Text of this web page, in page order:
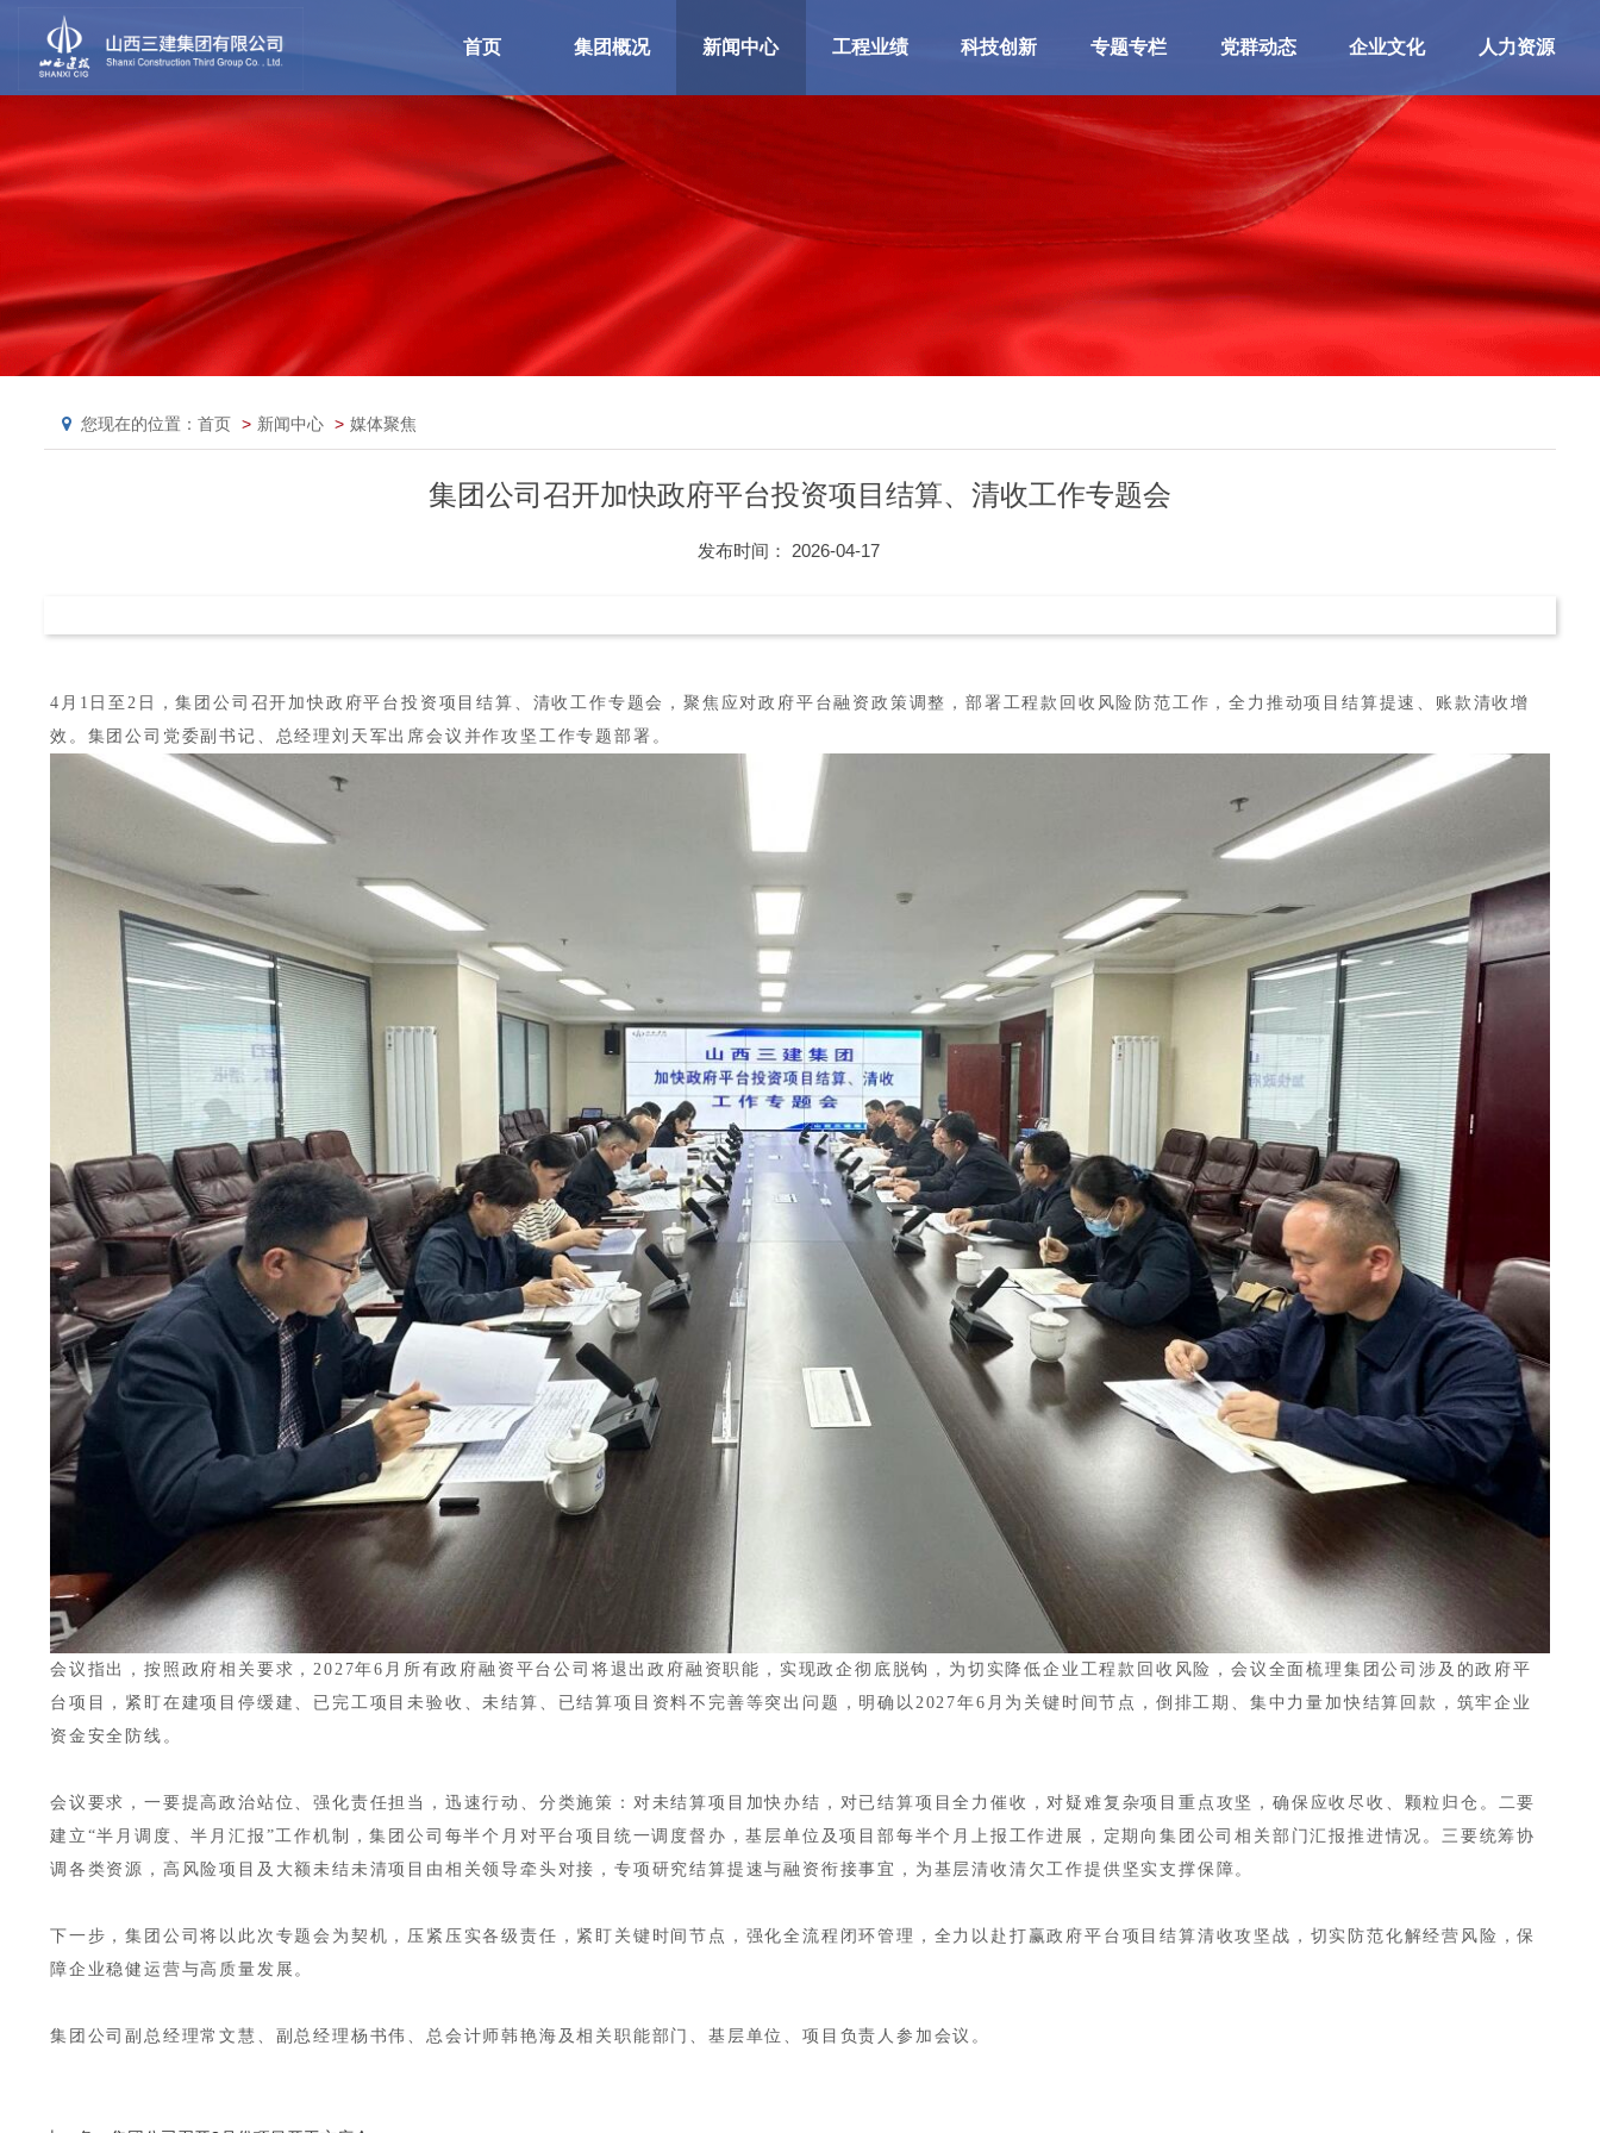
首页 集团概况 新闻中心 工程业绩 科技创新 专题专栏 党群动态 企业文化 人力资源
您现在的位置：首页 新闻中心 媒体聚焦
集团公司召开加快政府平台投资项目结算、清收工作专题会
发布时间： 2026-04-17
4月1日至2日，集团公司召开加快政府平台投资项目结算、清收工作专题会，聚焦应对政府平台融资政策调整，部署工程款回收风险防范工作，全力推动项目结算提速、账款清收增
效。集团公司党委副书记、总经理刘天军出席会议并作攻坚工作专题部署。
会议指出，按照政府相关要求，2027年6月所有政府融资平台公司将退出政府融资职能，实现政企彻底脱钩，为切实降低企业工程款回收风险，会议全面梳理集团公司涉及的政府平
台项目，紧盯在建项目停缓建、已完工项目未验收、未结算、已结算项目资料不完善等突出问题，明确以2027年6月为关键时间节点，倒排工期、集中力量加快结算回款，筑牢企业
资金安全防线。
会议要求，一要提高政治站位、强化责任担当，迅速行动、分类施策：对未结算项目加快办结，对已结算项目全力催收，对疑难复杂项目重点攻坚，确保应收尽收、颗粒归仓。二要
建立“半月调度、半月汇报 ”工作机制，集团公司每半个月对平台项目统一调度督办，基层单位及项目部每半个月上报工作进展，定期向集团公司相关部门汇报推进情况。三要统筹协
调各类资源，高风险项目及大额未结未清项目由相关领导牵头对接，专项研究结算提速与融资衔接事宜，为基层清收清欠工作提供坚实支撑保障。
下一步，集团公司将以此次专题会为契机，压紧压实各级责任，紧盯关键时间节点，强化全流程闭环管理，全力以赴打赢政府平台项目结算清收攻坚战，切实防范化解经营风险，保
障企业稳健运营与高质量发展。
集团公司副总经理常文慧、副总经理杨书伟、总会计师韩艳海及相关职能部门、基层单位、项目负责人参加会议。